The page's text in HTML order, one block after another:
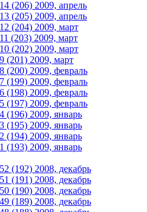
(206) 2009, апрель
(205) 2009, апрель
(204) 2009, март
(203) 2009, март
(202) 2009, март
(201) 2009, март
(200) 2009, февраль
(199) 2009, февраль
(198) 2009, февраль
(197) 2009, февраль
(196) 2009, январь
(195) 2009, январь
(194) 2009, январь
(193) 2009, январь
(192) 2008, декабрь
(191) 2008, декабрь
(190) 2008, декабрь
(189) 2008, декабрь